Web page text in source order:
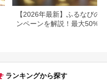
【2026年最新】ふるなびの
ンペーンを解説！最大50%還
ランキングから探す